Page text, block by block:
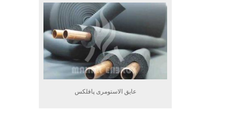
عایق الاستومری پافلکس